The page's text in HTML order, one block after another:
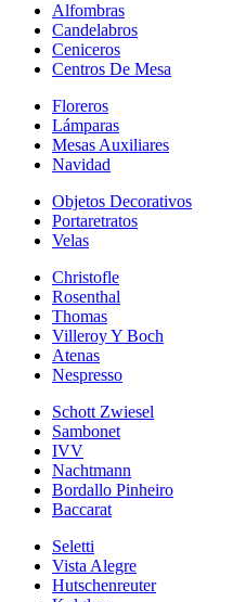
Alfombras
Candelabros
Ceniceros
Centros De Mesa
Floreros
Lámparas
Mesas Auxiliares
Navidad
Objetos Decorativos
Portaretratos
Velas
Christofle
Rosenthal
Thomas
Villeroy Y Boch
Atenas
Nespresso
Schott Zwiesel
Sambonet
IVV
Nachtmann
Bordallo Pinheiro
Baccarat
Seletti
Vista Alegre
Hutschenreuter